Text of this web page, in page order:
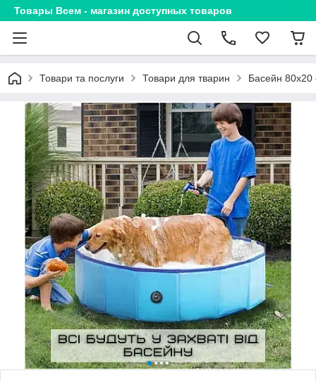
Товары Всем - магазин доступных товаров
Товари та послуги Товари для тварин Басейн 80х20